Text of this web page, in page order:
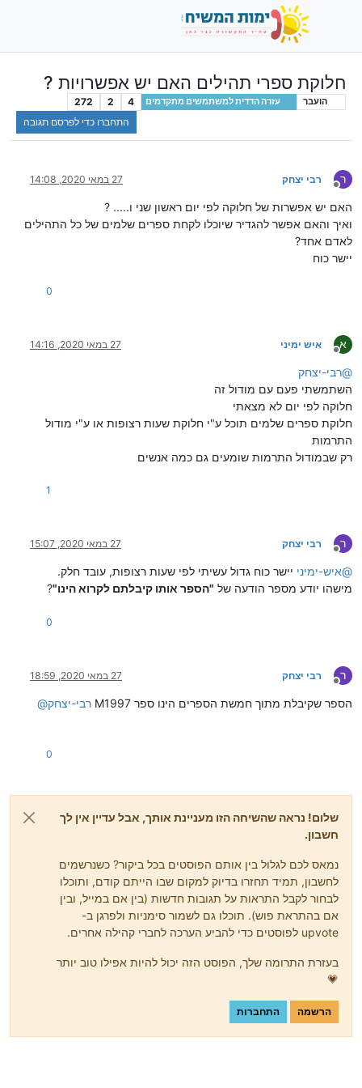
חלוקת ספרי תהילים האם יש אפשרויות ?
הועבר עזרה הדדית למשתמשים מתקדמים 4
2
272
התחברו כדי לפרסם תגובה
ר
מנותק
רבי יצחק 27 במאי 2020, 14:08
האם יש אפשרות של חלוקה לפי יום ראשון שני ו..... ?
ואיך והאם אפשר להגדיר שיוכלו לקחת ספרים שלמים של כל התהילים
לאדם אחד?
יישר כוח
0
א
מנותק
איש ימיני 27 במאי 2020, 14:16
@רבי-יצחק
השתמשתי פעם עם מודול זה
חלוקה לפי יום לא מצאתי
חלוקת ספרים שלמים תוכל ע"י חלוקת שעות רצופות או ע"י מודול
התרמות
רק שבמודול התרמות שומעים גם כמה אנשים
1
ר
מנותק
רבי יצחק 27 במאי 2020, 15:07
@איש-ימיני יישר כוח גדול עשיתי לפי שעות רצופות, עובד חלק.
מישהו יודע מספר הודעה של "הספר אותו קיבלתם לקרוא הינו"?
0
ר
מנותק
רבי יצחק 27 במאי 2020, 18:59
@רבי-יצחק M1997 הספר שקיבלת מתוך חמשת הספרים הינו ספר
0
שלום! נראה שהשיחה הזו מעניינת אותך, אבל עדיין אין לך
חשבון.
נמאס לכם לגלול בין אותם הפוסטים בכל ביקור? כשנרשמים
לחשבון, תמיד תחזרו בדיוק למקום שבו הייתם קודם, ותוכלו
לבחור לקבל התראות על תגובות חדשות (בין אם במייל, ובין
אם בהתראת פוש). תוכלו גם לשמור סימניות ולפרגן ב-
upvote לפוסטים כדי להביע הערכה לחברי קהילה אחרים.
בעזרת התרומה שלך, הפוסט הזה יכול להיות אפילו טוב יותר
💗
הרשמה התחברות